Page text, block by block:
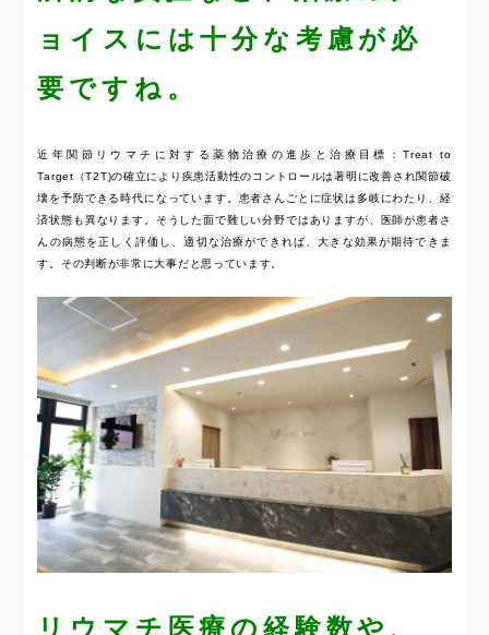
ョイスには十分な考慮が必
要ですね。
近年関節リウマチに対する薬物治療の進歩と治療目標：Treat to
Target（T2T)の確立により疾患活動性のコントロールは著明に改善され関節破
壊を予防できる時代になっています。患者さんごとに症状は多岐にわたり、経
済状態も異なります。そうした面で難しい分野ではありますが、医師が患者さ
んの病態を正しく評価し、適切な治療ができれば、大きな効果が期待できま
す。その判断が非常に大事だと思っています。
リウマチ医療の経験数や、